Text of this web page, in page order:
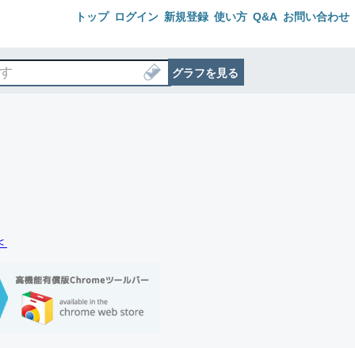
トップ ログイン 新規登録 使い方 Q&A お問い合わせ
グラフを見る